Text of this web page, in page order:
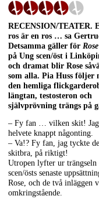
RECENSION/TEATER.
ros är en ros … sa
Detsamma gäller för
på Ung scen/öst i
och dramat blir Rose
som alla. Pia Huss följer
den hemliga
längtan, testosteron och
självprövning trängs på
– Fy fan … vilken skit!
helvete knappt någonting.
– Va!? Fy fan, jag tyckte
skitbra, på riktigt!
Utropen lyfter ur trängseln
scen/östs senaste
Rose, och de två inläggen
omkringstående.